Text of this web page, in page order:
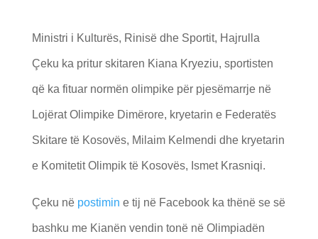
Ministri i Kulturës, Rinisë dhe Sportit, Hajrulla
Çeku ka pritur skitaren Kiana Kryeziu, sportisten
që ka fituar normën olimpike për pjesëmarrje në
Lojërat Olimpike Dimërore, kryetarin e Federatës
Skitare të Kosovës, Milaim Kelmendi dhe kryetarin
e Komitetit Olimpik të Kosovës, Ismet Krasniqi.
Çeku në postimin e tij në Facebook ka thënë se së
bashku me Kianën vendin tonë në Olimpiadën